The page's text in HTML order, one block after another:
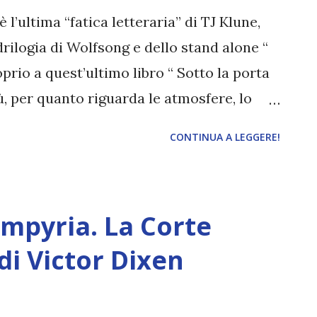
matrimonio di sua sorella…
fidanzata. Al telefono Catalina è
l’ultima “fatica letteraria” di TJ Klune,
di Wolfsong e dello stand alone “
a quest’ultimo libro “ Sotto la porta
per quanto riguarda le atmosfere, lo
sia uscito (in Italia) un anno fa, sta
parlare molto più adesso di
nel maggio 2022, edito da Oscar
CONTINUA A LEGGERE!
La Corte
Victor Dixen